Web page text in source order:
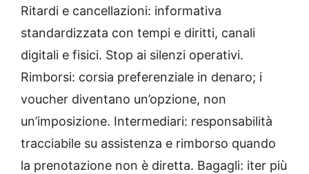
Ritardi e cancellazioni: informativa
standardizzata con tempi e diritti, canali
digitali e fisici. Stop ai silenzi operativi.
Rimborsi: corsia preferenziale in denaro; i
voucher diventano un’opzione, non
un’imposizione. Intermediari: responsabilità
tracciabile su assistenza e rimborso quando
la prenotazione non è diretta. Bagagli: iter più